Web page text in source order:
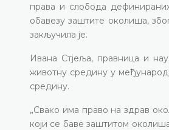
права и слобода
обавезу заштите околиша,
закључила је.
Ивана Стјеља, правница и
животну средину у
средину.
„Свако има право на здрав
који се баве заштитом